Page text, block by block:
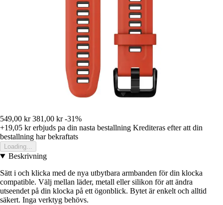
549,00 kr 381,00 kr -31%
+19,05 krerbjuds pa din nasta bestallning Krediteras efter att din
bestallning har bekraftats
Loading...
Beskrivning
Sätt i och klicka med de nya utbytbara armbanden för din klocka
compatible. Välj mellan läder, metall eller silikon för att ändra
utseendet på din klocka på ett ögonblick. Bytet är enkelt och alltid
säkert. Inga verktyg behövs.